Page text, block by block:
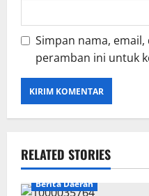
Simpan nama,
peramban ini untuk
RELATED STORIES
Berita Daerah